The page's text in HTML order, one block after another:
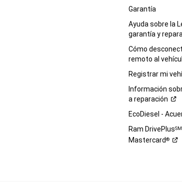
consentimiento
ese
tipo
de
contacto
lo
aceptas,
aceptas
los
Términos
de uso
Garantía
Ayuda sobre la
garantía y
Cómo
remoto al
Registrar mi
Información
areparación
EcoDiesel -
Ram DrivePlusSM
Mastercard®